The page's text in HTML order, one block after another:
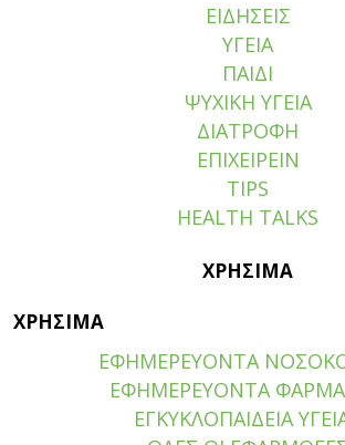
ΕΙΔΗΣΕΙΣ
ΥΓΕΙΑ
ΠΑΙΔΙ
ΨΥΧΙΚΗ ΥΓΕΙΑ
ΔΙΑΤΡΟΦΗ
ΕΠΙΧΕΙΡΕΙΝ
TIPS
HEALTH TALKS
ΧΡΗΣΙΜΑ
ΧΡΗΣΙΜΑ
ΕΦΗΜΕΡΕΥΟΝΤΑ
ΕΦΗΜΕΡΕΥΟΝΤΑ
ΕΓΚΥΚΛΟΠΑΙΔΕΙΑ